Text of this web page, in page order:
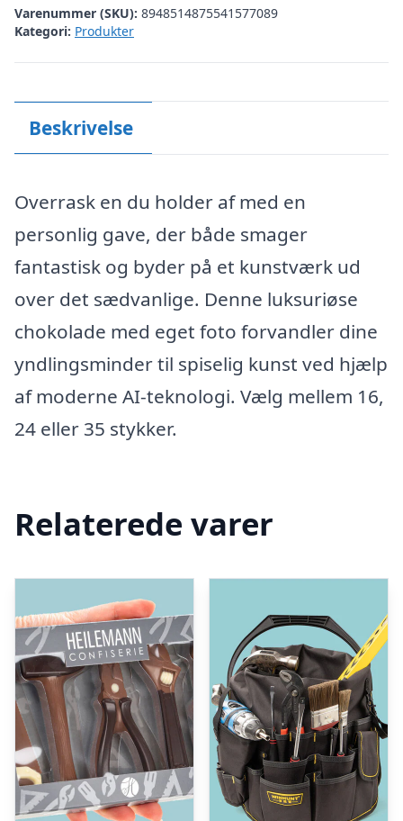
Varenummer (SKU): 8948514875541577089
Kategori: Produkter
Beskrivelse
Overrask en du holder af med en
personlig gave, der både smager
fantastisk og byder på et kunstværk ud
over det sædvanlige. Denne luksuriøse
chokolade med eget foto forvandler dine
yndlingsminder til spiselig kunst ved hjælp
af moderne AI-teknologi. Vælg mellem 16,
24 eller 35 stykker.
Relaterede varer